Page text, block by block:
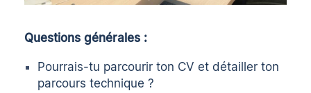
Questions générales :
Pourrais-tu parcourir ton CV et détailler ton
parcours technique ?